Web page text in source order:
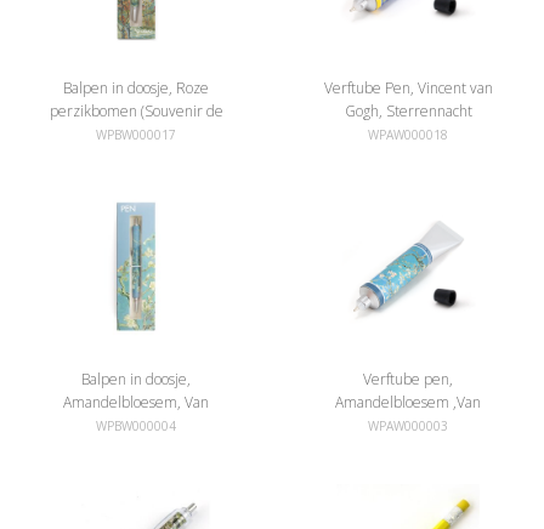
Balpen in doosje, Roze
perzikbomen (Souvenir de
Mauve), Van Gogh
WPBW000017
Verftube Pen, Vincent van
Gogh, Sterrennacht
WPAW000018
Balpen in doosje,
Amandelbloesem, Van
Gogh
WPBW000004
Verftube pen,
Amandelbloesem ,Van
Gogh
WPAW000003